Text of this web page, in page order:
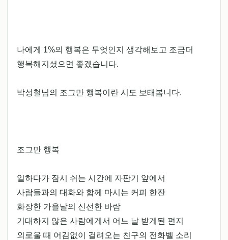
나에게 1%의 행복은 무엇인지 생각해보고 조금더
행복해지셨으면 좋겠습니다.
박성철님의 조그만 행복이란 시도 보태봅니다.
조그만 행복
일하다가 잠시 쉬는 시간에 자판기 앞에서
사람들과의 대화와 함께 마시는 커피 한잔
화장한 가을날의 신선한 바람
기대하지 않은 사람에게서 어느 날 받게된 편지
외로울 때 어김없이 걸려오는 친구의 전화벨 소리